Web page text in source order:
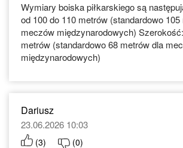
Wymiary boiska piłkarskiego są
od 100 do 110 metrów (standardowo
meczów międzynarodowych)
metrów (standardowo 68 metrów dla
międzynarodowych)
Dariusz
23.06.2026 10:03
(3) (0)